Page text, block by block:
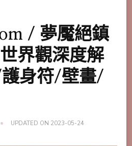
/ 夢魘絕鎮
界觀深度解
身符/壁畫/
UPDATED ON 2023-05-24